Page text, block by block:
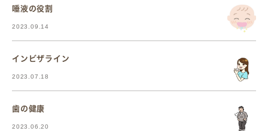
唾液の役割
2023.09.14
インビザライン
2023.07.18
歯の健康
2023.06.20